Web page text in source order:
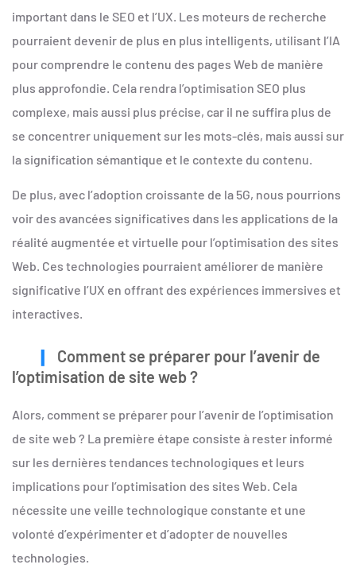
important dans le SEO et l’UX. Les moteurs de recherche
pourraient devenir de plus en plus intelligents, utilisant l’IA
pour comprendre le contenu des pages Web de manière
plus approfondie. Cela rendra l’optimisation SEO plus
complexe, mais aussi plus précise, car il ne suffira plus de
se concentrer uniquement sur les mots-clés, mais aussi sur
la signification sémantique et le contexte du contenu.
De plus, avec l’adoption croissante de la 5G, nous pourrions
voir des avancées significatives dans les applications de la
réalité augmentée et virtuelle pour l’optimisation des sites
Web. Ces technologies pourraient améliorer de manière
significative l’UX en offrant des expériences immersives et
interactives.
Comment se préparer pour l’avenir de
l’optimisation de site web ?
Alors, comment se préparer pour l’avenir de l’optimisation
de site web ? La première étape consiste à rester informé
sur les dernières tendances technologiques et leurs
implications pour l’optimisation des sites Web. Cela
nécessite une veille technologique constante et une
volonté d’expérimenter et d’adopter de nouvelles
technologies.